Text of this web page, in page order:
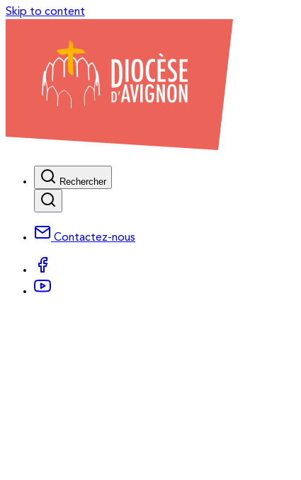
Skip to content
Rechercher
Contactez-nous